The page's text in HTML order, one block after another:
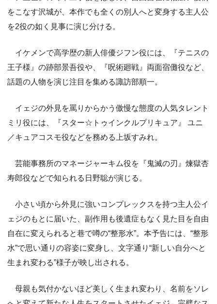
をこなす沢城が、本作でも全くの別人へと変身する主人公
を2役の如く見事に演じ分ける。
イケメンで高学歴の新人俳優ジフン役には、『テニスの
王子様』の跡部景吾役や、『呪術廻戦』両面宿儺役など、
話題の人物を演じ注目を集める諏訪部順一。
イェジの外見を罵りからかう傲慢な態度の人気タレント
ミリ役には、『スター☆トゥインクルプリキュア』 ユニ
／キュアコスモ役などを務める上坂すみれ。
芸能事務所のマネージャーキム役を『鬼滅の刃』煉獄杏
寿郎役などで知られる日野聡が演じる。
小さい頃から外見に強いコンプレックスを持つ主人公イ
ェジのもとに届いた、副作用も後遺症もなく見た目を自由
自在に変えられると巷で噂の“整形水”。本予告には、“整形
水”で思い通りの容姿に変身し、文字通り“新しい自分へと
生まれ変わる”様子が映し出される。
母親も気付かないほど美しく生まれ変わり、名前をソレ